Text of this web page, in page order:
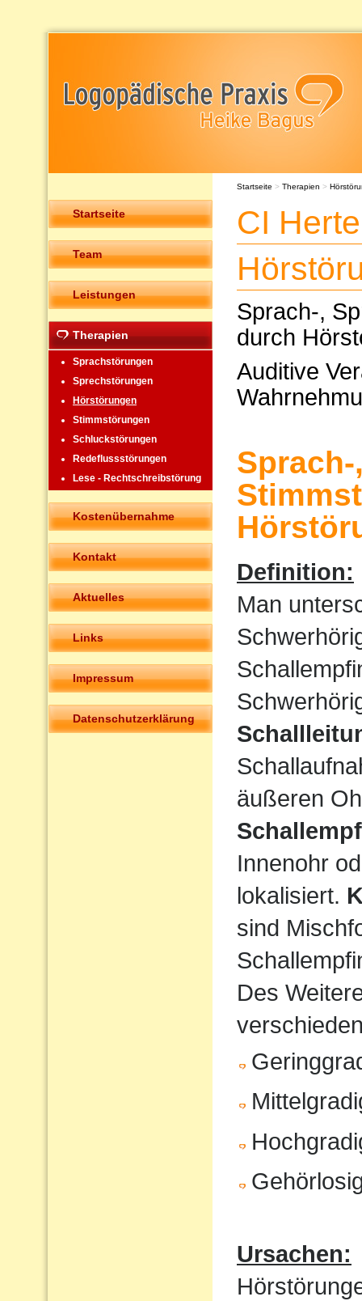
Startseite
Team
Leistungen
Therapien
Sprachstörungen
Sprechstörungen
Hörstörungen
Stimmstörungen
Schluckstörungen
Redeflussstörungen
Lese - Rechtschreibstörung
Kostenübernahme
Kontakt
Aktuelles
Links
Impressum
Datenschutzerklärung
Startseite > Therapien >
CI
Sprach-,
durch
Auditive
Definition:
Man
äußeren
Innenohr
lokalisiert.
sind
Des
Ursachen: